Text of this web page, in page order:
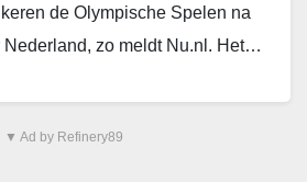
de Olympische Spelen na
Nederland, zo meldt Nu.nl. Het…
▼ Ad by Refinery89